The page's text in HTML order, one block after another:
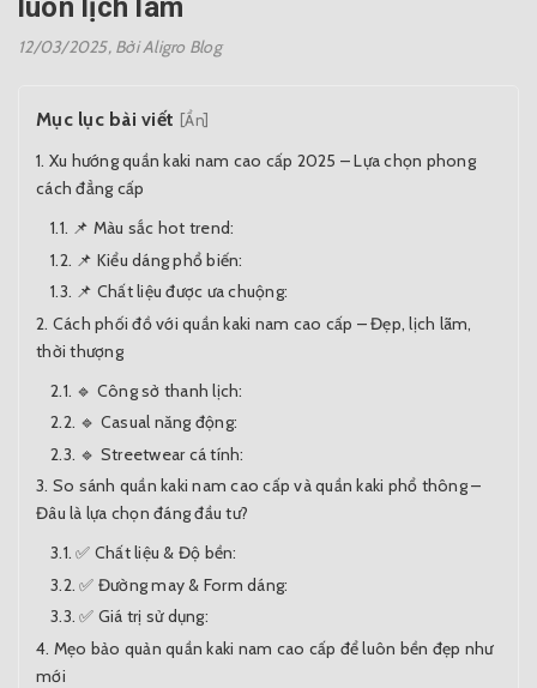
luôn lịch lãm
12/03/2025, Bởi Aligro Blog
Mục lục bài viết [Ẩn]
Xu hướng quần kaki nam cao cấp 2025 – Lựa chọn phong
cách đẳng cấp
📌 Màu sắc hot trend:
📌 Kiểu dáng phổ biến:
📌 Chất liệu được ưa chuộng:
Cách phối đồ với quần kaki nam cao cấp – Đẹp, lịch lãm,
thời thượng
🔹 Công sở thanh lịch:
🔹 Casual năng động:
🔹 Streetwear cá tính:
So sánh quần kaki nam cao cấp và quần kaki phổ thông –
Đâu là lựa chọn đáng đầu tư?
✅ Chất liệu & Độ bền:
✅ Đường may & Form dáng:
✅ Giá trị sử dụng:
Mẹo bảo quản quần kaki nam cao cấp để luôn bền đẹp như
mới